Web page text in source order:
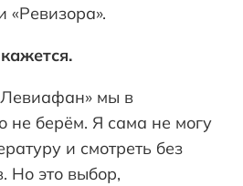
«Ревизора».
мы в
не берём. Я сама не могу
и смотреть без
Но это выбор,